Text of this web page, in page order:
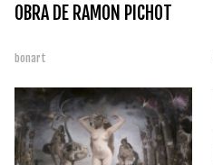
OBRA DE RAMON PICHOT
bonart